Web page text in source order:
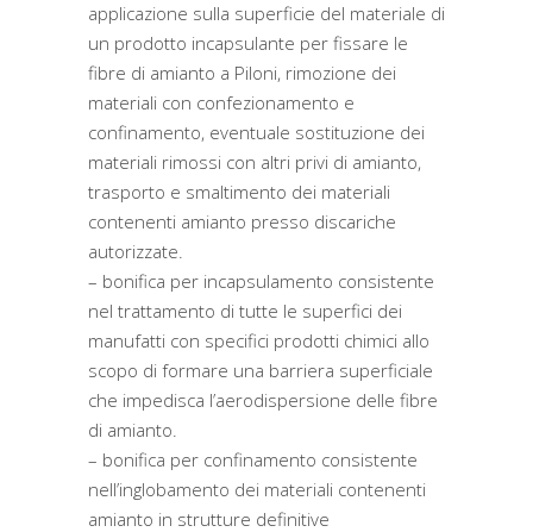
applicazione sulla superficie del materiale di
un prodotto incapsulante per fissare le
fibre di amianto a Piloni, rimozione dei
materiali con confezionamento e
confinamento, eventuale sostituzione dei
materiali rimossi con altri privi di amianto,
trasporto e smaltimento dei materiali
contenenti amianto presso discariche
autorizzate.
– bonifica per incapsulamento consistente
nel trattamento di tutte le superfici dei
manufatti con specifici prodotti chimici allo
scopo di formare una barriera superficiale
che impedisca l’aerodispersione delle fibre
di amianto.
– bonifica per confinamento consistente
nell’inglobamento dei materiali contenenti
amianto in strutture definitive